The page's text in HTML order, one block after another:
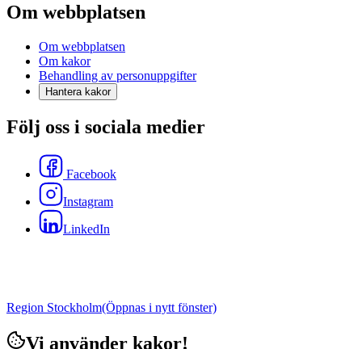
Om webbplatsen
Om webbplatsen
Om kakor
Behandling av personuppgifter
Hantera kakor
Följ oss i sociala medier
Facebook
Instagram
LinkedIn
Region Stockholm(Öppnas i nytt fönster)
Vi använder kakor!